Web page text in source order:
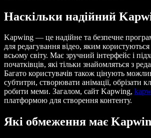
Наскільки надійний
Kapwing — це надійне та безпечне
для редагування відео, яким
всьому світу. Має зручний інтерфейс і
початківців, які тільки знайомляться з
Багато користувачів також цінують
субтитри, створювати анімації, обрізати
робити меми. Загалом, сайт Kapwing,
платформою для створення контенту.
Які обмеження має